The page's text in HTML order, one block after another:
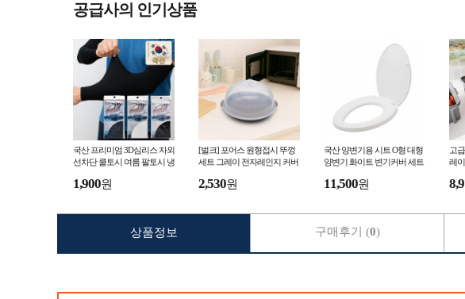
공급사의 인기상품
국산 프리미엄 3D심리스 자외
선차단 쿨토시 여름 팔토시 냉
1,900원
[벌크] 포어스 원형접시 뚜껑
세트 그레이 전자레인지 커버
푸드커버
2,530원
국산 양변기용 시트 O형 대형
양변기 화이트 변기커버 세트
11,500원
고
레
커
상품정보 구매후기 (0)